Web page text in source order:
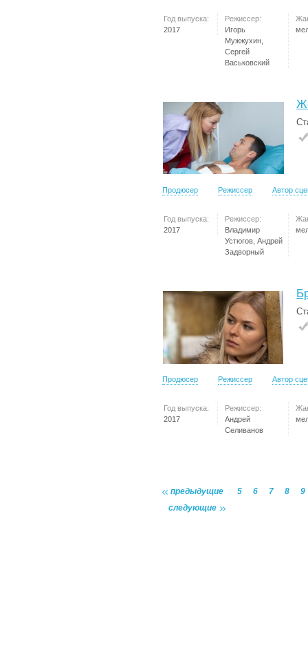
Год выпуска:
2017
Режиссер:
Игорь
Мужжухин,
Сергей
Васьковский
Продюсер Режиссер Автор
Год выпуска:
2017
Режиссер:
Владимир
Устюгов, Андрей
Задворный
Продюсер Режиссер Автор
Год выпуска:
2017
Режиссер:
Андрей
Селиванов
предыдущие 5 6 7 8
9
следующие